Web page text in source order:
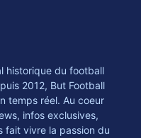
historique du football
2012, But Football
temps réel. Au coeur
infos exclusives,
fait vivre la passion du